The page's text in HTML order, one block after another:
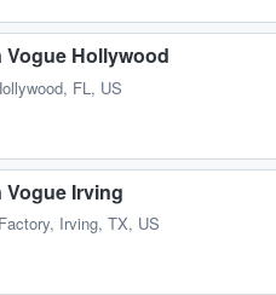
Vogue Hollywood
FL, US
Vogue Irving
, Irving, TX, US